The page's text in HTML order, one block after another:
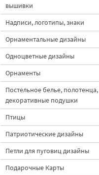
морковками дизайн
машинной вышивки - 3
размера
вышивки
Надписи, логотипы, знаки
Орнаментальные дизайны
Одноцветные дизайны
Орнаменты
Постельное белье, полотенца,
декоративные подушки
Птицы
Патриотические дизайны
Петли для пуговиц дизайны
Подарочные Карты